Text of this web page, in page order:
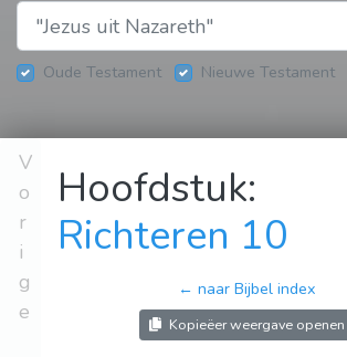
Oude Testament Nieuwe Testament
V
o
r
i
g
e
Hoofdstuk:
Richteren 10
← naar Bijbel index
Kopieëer weergave openen